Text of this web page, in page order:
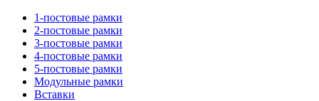
1-постовые рамки
2-постовые рамки
3-постовые рамки
4-постовые рамки
5-постовые рамки
Модульные рамки
Вставки